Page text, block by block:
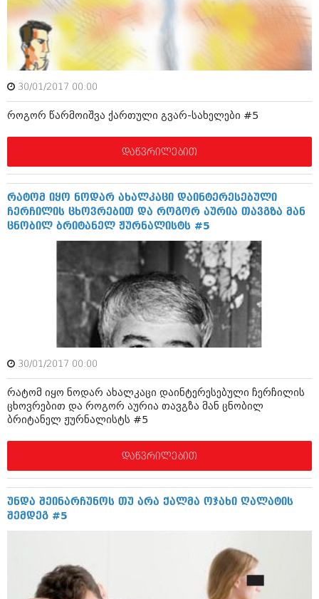
მარტი 2014 (413)
თებერვალი 2014 (318)
იანვარი 2014 (297)
დეკემბერი 2013 (365)
ნოემბერი 2013 (279)
სექტემბერი 2013 (368)
აგვისტო 2013 (89)
ივლისი 2013 (182)
მაისი 2013 (259)
მარტი 2013 (352)
იანვარი 2013 (334)
დეკემბერი 2012 (98)
ნოემბერი 2012 (295)
ოქტომბერი 2012 (350)
სექტემბერი 2012 (264)
აგვისტო 2012 (268)
ივლისი 2012 (322)
ივნისი 2012 (282)
მაისი 2012 (240)
აპრილი 2012 (294)
მარტი 2012 (259)
თებერვალი 2012 (376)
ნოემბერი 2011 (471)
ოქტომბერი 2011 (754)
სექტემბერი 2011 (407)
ივნისი 2011 (438)
მაისი 2011 (415)
აპრილი 2011 (294)
მარტი 2011 (654)
თებერვალი 2011 (329)
ნოემბერი 2010 (422)
ოქტომბერი 2010 (341)
30/01/2017 00:00
როგორ წარმოიშვა ქართული გვარ-სახელები #5
დაწვრილებით
რატომ იყო ნოდარ ახალკაცი დაინტერესებული
ჩერჩილის ცხოვრებით და როგორ აურია თავგზა მან
ცნობილ ბრიტანელ ჟურნალისტს #5
30/01/2017 00:00
რატომ იყო ნოდარ ახალკაცი დაინტერესებული ჩერჩილის
ცხოვრებით და როგორ აურია თავგზა მან ცნობილ
ბრიტანელ ჟურნალისტს #5
დაწვრილებით
უნდა შეინარჩუნოს თუ არა ქალმა ოჯახი ღალატის
შემდეგ #5